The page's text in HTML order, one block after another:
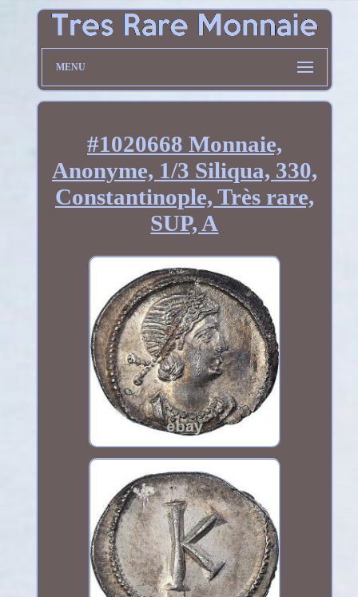
MENU
#1020668 Monnaie,
Anonyme, 1/3 Siliqua, 330,
Constantinople, Très rare,
SUP, A